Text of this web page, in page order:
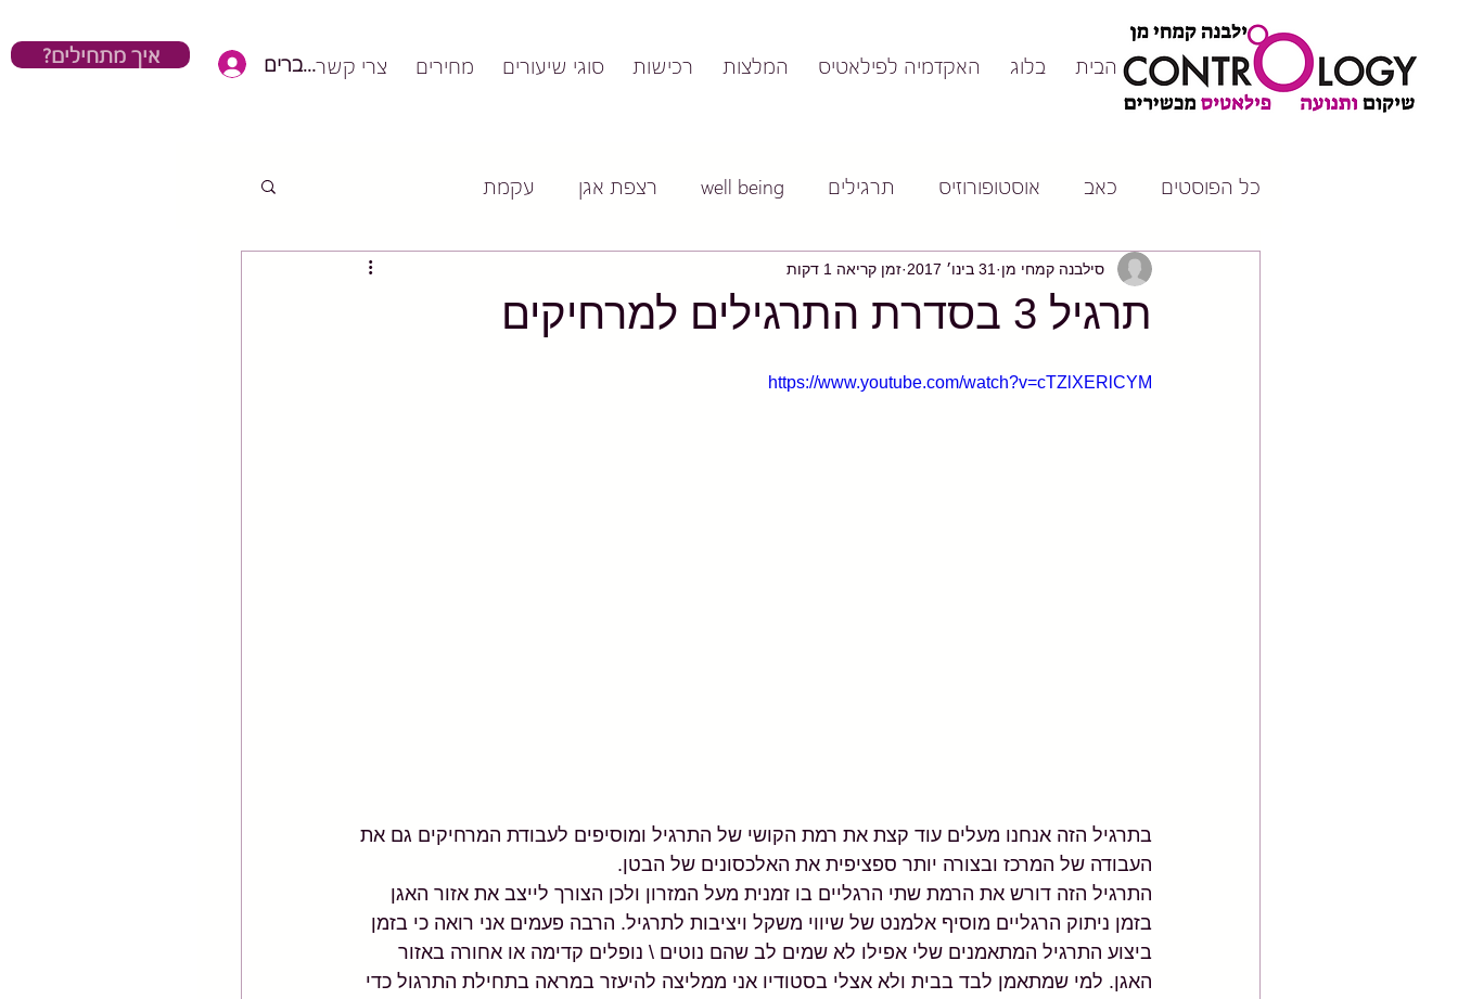
?איך מתחילים כניסת חברים דף הבית בלוג האקדמיה לפילאטיס המלצות רכישות סוגי שיעורים מחירים צרי קשר
כל הפוסטים כאב אוסטופורוזיס תרגילים well being רצפת אגן עקמת
תרגיל 3 בסדרת התרגילים למרחיקים
סילבנה קמחי מן 31 בינו׳ 2017 זמן קריאה 1 דקות
https://www.youtube.com/watch?v=cTZlXERlCYM
בתרגיל הזה אנחנו מעלים עוד קצת את רמת הקושי של התרגיל ומוסיפים לעבודת המרחיקים גם את
העבודה של המרכז ובצורה יותר ספציפית את האלכסונים של הבטן.
התרגיל הזה דורש את הרמת שתי הרגליים בו זמנית מעל המזרון ולכן הצורך לייצב את אזור האגן
בזמן ניתוק הרגליים מוסיף אלמנט של שיווי משקל ויציבות לתרגיל. הרבה פעמים אני רואה כי בזמן
ביצוע התרגיל המתאמנים שלי אפילו לא שמים לב שהם נוטים \ נופלים קדימה או אחורה באזור
האגן. למי שמתאמן לבד בבית ולא אצלי בסטודיו אני ממליצה להיעזר במראה בתחילת התרגול כדי